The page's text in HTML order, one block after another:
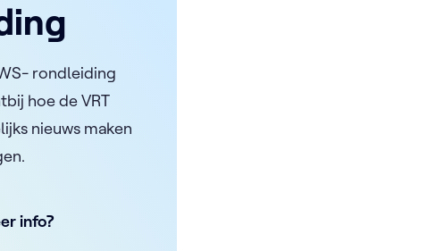
rondleiding
hoe de VRT
nieuws maken
info?